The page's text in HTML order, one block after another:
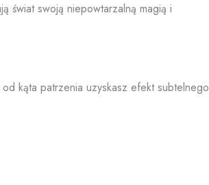
świat swoją niepowtarzalną magią i
kąta patrzenia uzyskasz efekt subtelnego